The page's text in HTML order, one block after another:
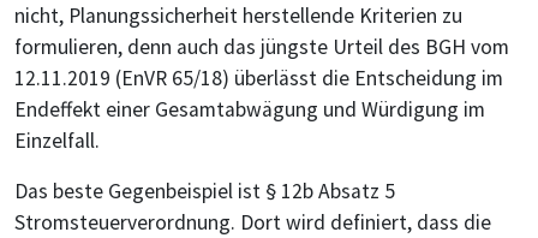
nicht, Planungssicherheit herstellende Kriterien zu
formulieren, denn auch das jüngste Urteil des BGH vom
12.11.2019 (EnVR 65/18) überlässt die Entscheidung im
Endeffekt einer Gesamtabwägung und Würdigung im
Einzelfall.
Das beste Gegenbeispiel ist § 12b Absatz 5
Stromsteuerverordnung. Dort wird definiert, dass die